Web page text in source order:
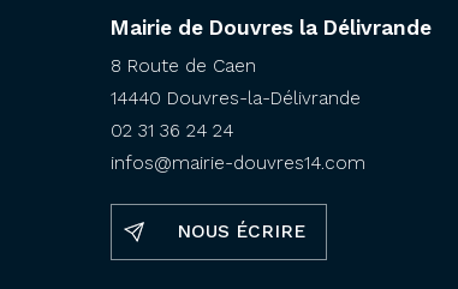
Mairie de Douvres la Délivrande
8 Route de Caen
14440 Douvres-la-Délivrande
02 31 36 24 24
infos@mairie-douvres14.com
NOUS ÉCRIRE